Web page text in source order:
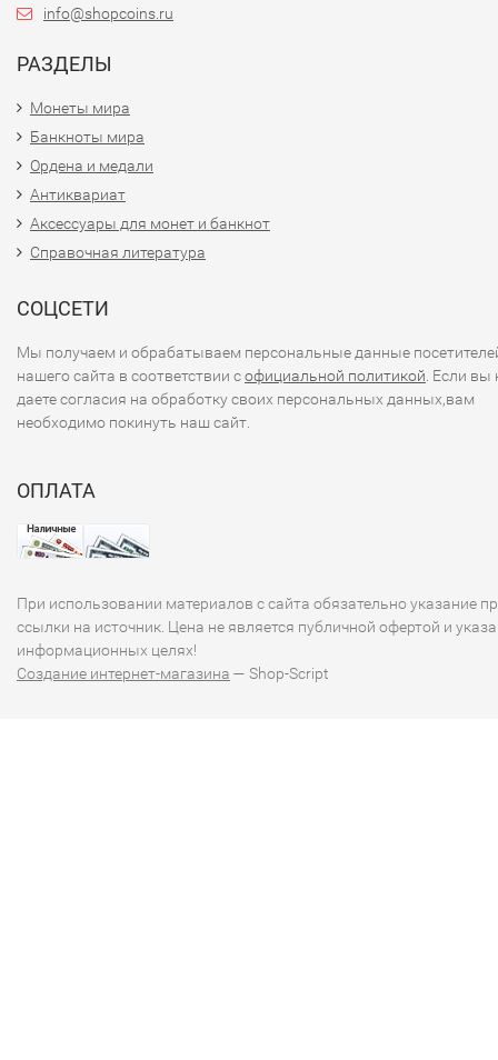
info@shopcoins.ru
РАЗДЕЛЫ
Монеты мира
Банкноты мира
Ордена и медали
Антиквариат
Аксессуары для монет и банкнот
Справочная литература
СОЦСЕТИ
Мы получаем и обрабатываем персональные данные
нашего сайта в соответствии софициальной политикой . Если вы
даете согласия на обработку своих персональных данных,вам
необходимо покинуть наш сайт.
ОПЛАТА
При использовании материалов с сайта обязательно указание
ссылки на источник. Цена не является публичной офертой и
информационных целях!
Создание интернет-магазина — Shop-Script